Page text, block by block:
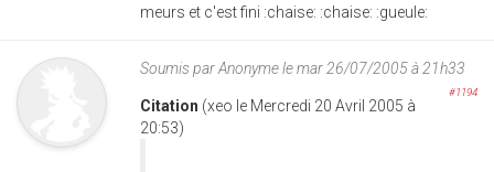
meurs et c'est fini :chaise: :chaise: :gueule:
Soumis parAnonymele mar 26/07/2005 à 21h33
#1194
Citation (xeo le Mercredi 20 Avril 2005 à
20:53)